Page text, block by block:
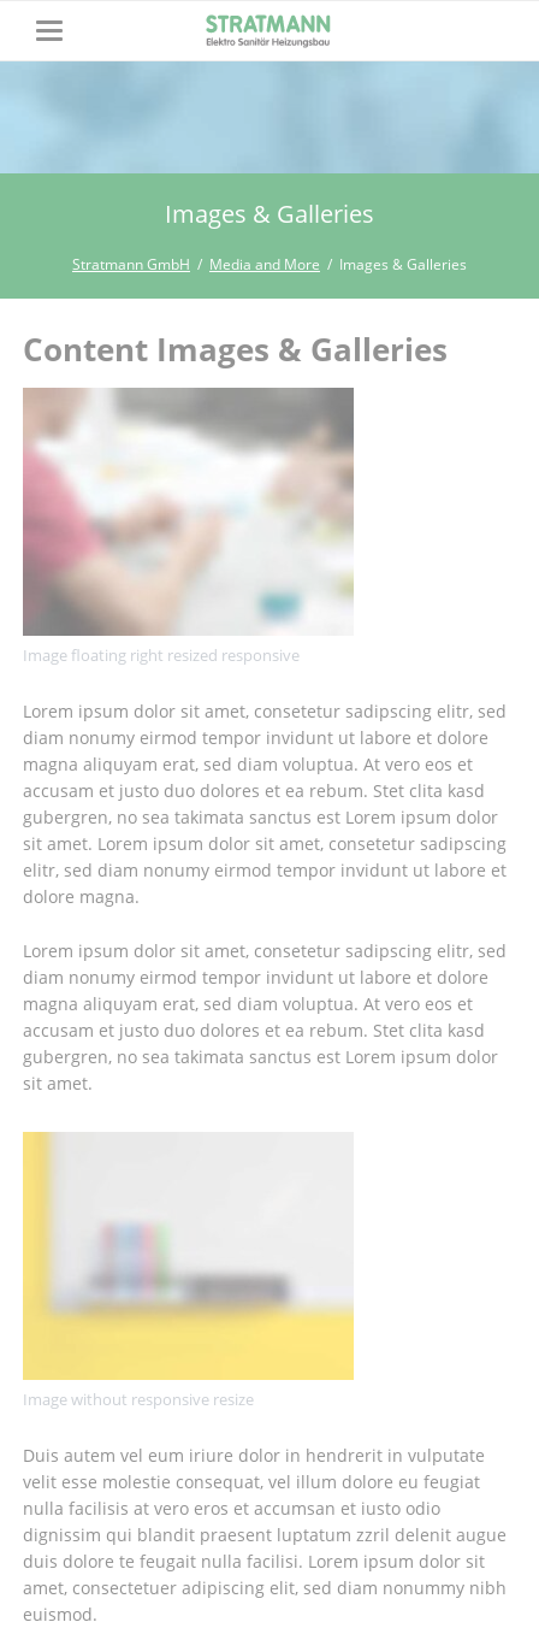
Images & Galleries
Stratmann GmbH Media and More Images & Galleries
Content Images & Galleries
Image floating right resized responsive
Lorem ipsum dolor sit amet, consetetur sadipscing elitr, sed
diam nonumy eirmod tempor invidunt ut labore et dolore
magna aliquyam erat, sed diam voluptua. At vero eos et
accusam et justo duo dolores et ea rebum. Stet clita kasd
gubergren, no sea takimata sanctus est Lorem ipsum dolor
sit amet. Lorem ipsum dolor sit amet, consetetur sadipscing
elitr, sed diam nonumy eirmod tempor invidunt ut labore et
dolore magna.
Lorem ipsum dolor sit amet, consetetur sadipscing elitr, sed
diam nonumy eirmod tempor invidunt ut labore et dolore
magna aliquyam erat, sed diam voluptua. At vero eos et
accusam et justo duo dolores et ea rebum. Stet clita kasd
gubergren, no sea takimata sanctus est Lorem ipsum dolor
sit amet.
Image without responsive resize
Duis autem vel eum iriure dolor in hendrerit in vulputate
velit esse molestie consequat, vel illum dolore eu feugiat
nulla facilisis at vero eros et accumsan et iusto odio
dignissim qui blandit praesent luptatum zzril delenit augue
duis dolore te feugait nulla facilisi. Lorem ipsum dolor sit
amet, consectetuer adipiscing elit, sed diam nonummy nibh
euismod.